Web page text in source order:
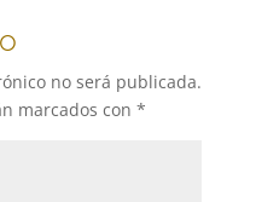
no será publicada.
marcados con *